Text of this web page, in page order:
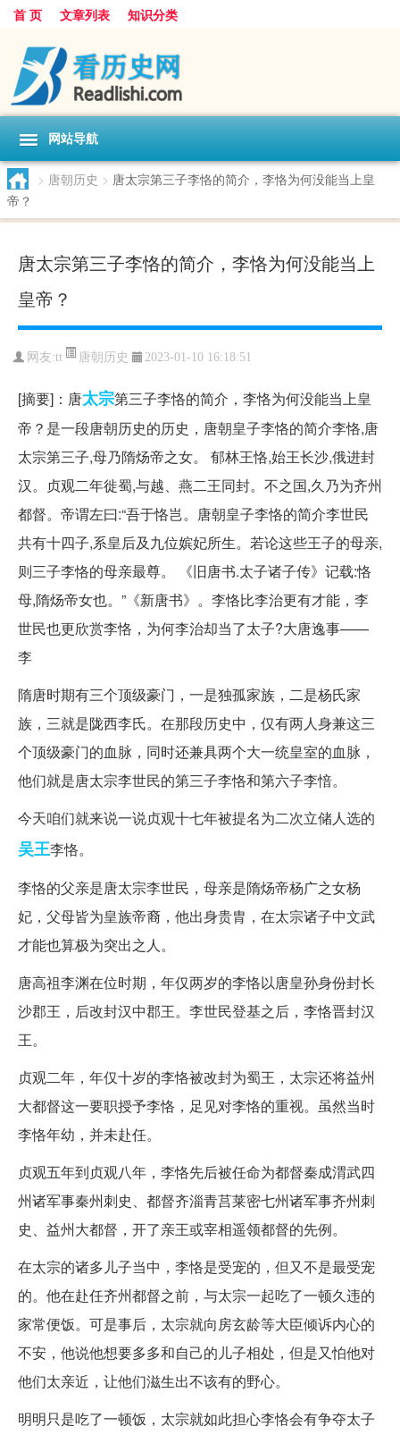
首 页 文章列表 知识分类
网站导航
> 唐朝历史 > 唐太宗第三子李恪的简介，李恪为何没能当上皇
帝？
唐太宗第三子李恪的简介，李恪为何没能当上
皇帝？
网友:tt 唐朝历史 2023-01-10 16:18:51
[摘要]：唐太宗第三子李恪的简介，李恪为何没能当上皇
帝？是一段唐朝历史的历史，唐朝皇子李恪的简介李恪,唐
太宗第三子,母乃隋炀帝之女。 郁林王恪,始王长沙,俄进封
汉。贞观二年徙蜀,与越、燕二王同封。不之国,久乃为齐州
都督。帝谓左曰:“吾于恪岂。唐朝皇子李恪的简介李世民
共有十四子,系皇后及九位嫔妃所生。若论这些王子的母亲,
则三子李恪的母亲最尊。 《旧唐书.太子诸子传》记载:恪
母,隋炀帝女也。”《新唐书》。李恪比李治更有才能，李
世民也更欣赏李恪，为何李治却当了太子?大唐逸事——
李
隋唐时期有三个顶级豪门，一是独孤家族，二是杨氏家
族，三就是陇西李氏。在那段历史中，仅有两人身兼这三
个顶级豪门的血脉，同时还兼具两个大一统皇室的血脉，
他们就是唐太宗李世民的第三子李恪和第六子李愔。
今天咱们就来说一说贞观十七年被提名为二次立储人选的
吴王李恪。
李恪的父亲是唐太宗李世民，母亲是隋炀帝杨广之女杨
妃，父母皆为皇族帝裔，他出身贵胄，在太宗诸子中文武
才能也算极为突出之人。
唐高祖李渊在位时期，年仅两岁的李恪以唐皇孙身份封长
沙郡王，后改封汉中郡王。李世民登基之后，李恪晋封汉
王。
贞观二年，年仅十岁的李恪被改封为蜀王，太宗还将益州
大都督这一要职授予李恪，足见对李恪的重视。虽然当时
李恪年幼，并未赴任。
贞观五年到贞观八年，李恪先后被任命为都督秦成渭武四
州诸军事秦州刺史、都督齐淄青莒莱密七州诸军事齐州刺
史、益州大都督，开了亲王或宰相遥领都督的先例。
在太宗的诸多儿子当中，李恪是受宠的，但又不是最受宠
的。他在赴任齐州都督之前，与太宗一起吃了一顿久违的
家常便饭。可是事后，太宗就向房玄龄等大臣倾诉内心的
不安，他说他想要多多和自己的儿子相处，但是又怕他对
他们太亲近，让他们滋生出不该有的野心。
明明只是吃了一顿饭，太宗就如此担心李恪会有争夺太子